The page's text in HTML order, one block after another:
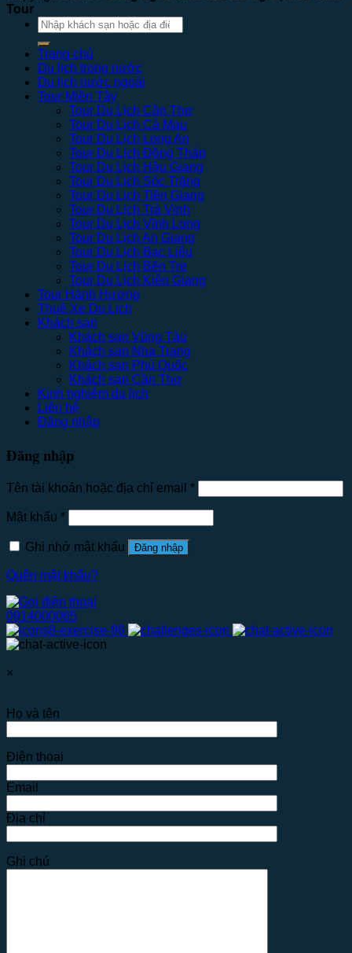
Tour
Tìm
kiếm:
Trang chủ
Du lịch trong nước
Du lịch nước ngoài
Tour Miền Tây
Tour Du Lịch Cần Thơ
Tour Du Lịch Cà Mau
Tour Du Lịch Long An
Tour Du Lịch Đồng Tháp
Tour Du Lịch Hậu Giang
Tour Du Lịch Sóc Trăng
Tour Du Lịch Tiền Giang
Tour Du Lịch Trà Vinh
Tour Du Lịch Vĩnh Long
Tour Du Lịch An Giang
Tour Du Lịch Bạc Liêu
Tour Du Lịch Bến Tre
Tour Du Lịch Kiên Giang
Tour Hành Hương
Thuê Xe Du Lịch
Khách sạn
Khách sạn Vũng Tàu
Khách sạn Nha Trang
Khách sạn Phú Quốc
Khách sạn Cần Thơ
Kinh nghiệm du lịch
Liên hệ
Đăng nhập
Đăng nhập
Tên tài khoản hoặc địa chỉ email *
Mật khẩu *
Ghi nhớ mật khẩu Đăng nhập
Quên mật khẩu?
0914000065
×
Họ và tên
Điện thoại
Email
Địa chỉ
Ghi chú